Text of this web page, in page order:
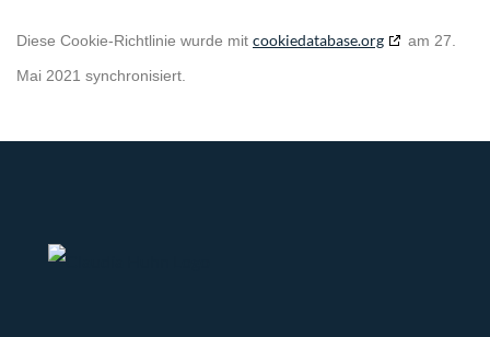
Diese Cookie-Richtlinie wurde mit cookiedatabase.org
am 27.
Mai 2021 synchronisiert.